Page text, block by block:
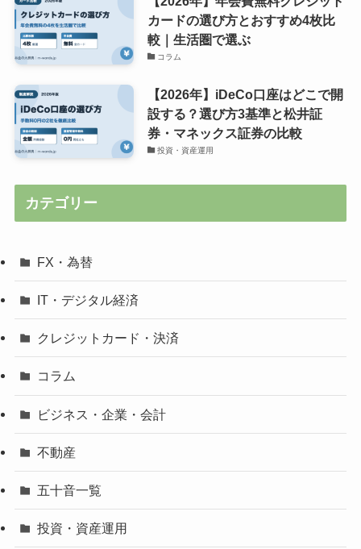
カードの選び方とおすすめ4枚比
較｜生活圏で選ぶ
コラム
【2026年】iDeCo口座はどこで開
設する？選び方3基準と松井証
券・マネックス証券の比較
投資・資産運用
カテゴリー
FX・為替
IT・デジタル経済
クレジットカード・決済
コラム
ビジネス・企業・会計
不動産
五十音一覧
投資・資産運用